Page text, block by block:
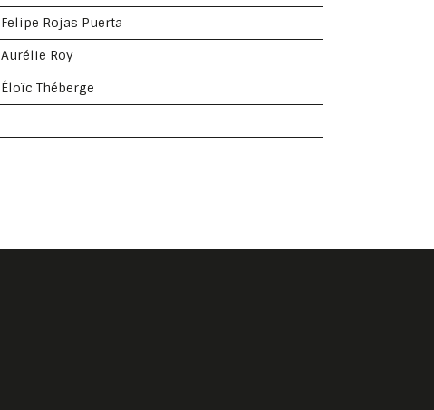
Felipe Rojas Puerta
Aurélie Roy
Éloïc Théberge